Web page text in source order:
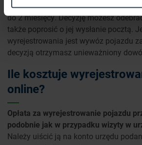
sprawa jest skomplikowana, czas ten
do 2 miesięcy. Decyzję możesz
także poprosić o jej wysłanie pocztą.
wyrejestrowania jest wywóz pojazdu
decyzją otrzymasz unieważniony
Ile kosztuje
online?
Opłata za wyrejestrowanie pojazdu
podobnie jak w przypadku wizyty w
Należy uiścić ją na konto urzędu